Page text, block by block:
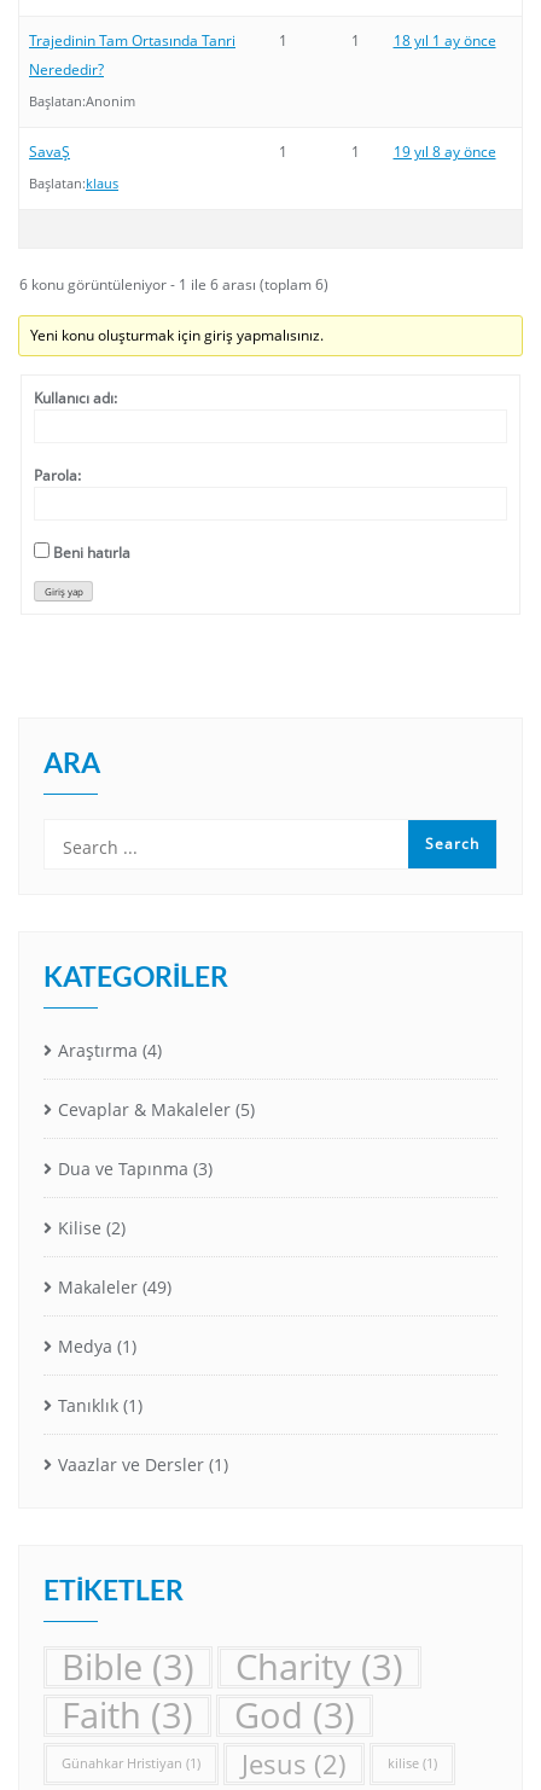
Trajedinin Tam Ortasında Tanri
Nerededir?
Başlatan:Anonim
1 1 18 yıl 1 ay önce
SavaŞ
Başlatan:klaus
1 1 19 yıl 8 ay önce
6 konu görüntüleniyor - 1 ile 6 arası (toplam 6)
Yeni konu oluşturmak için giriş yapmalısınız.
Kullanıcı adı:
Parola:
Beni hatırla
Giriş yap
ARA
KATEGORILER
Araştırma (4)
Cevaplar & Makaleler (5)
Dua ve Tapınma (3)
Kilise (2)
Makaleler (49)
Medya (1)
Tanıklık (1)
Vaazlar ve Dersler (1)
ETIKETLER
Bible (3) Charity (3)
Faith (3) God (3)
Günahkar Hristiyan (1) Jesus (2) kilise (1)